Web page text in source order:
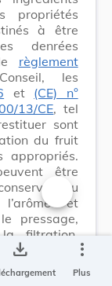
propriétés
à être
denrées
règlement
les
et (CE) n°
13/CE, tel
sont
du fruit
appropriés.
être
ou
et
pressage,
filtration,
le
L’arôme
comestibles
Changer la
save_alt more_vert
Plus